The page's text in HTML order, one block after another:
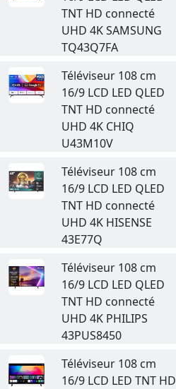
TNT HD connecté
UHD 4K SAMSUNG
TQ43Q7FA
Téléviseur 108 cm
16/9 LCD LED QLED
TNT HD connecté
UHD 4K CHIQ
U43M10V
Téléviseur 108 cm
16/9 LCD LED QLED
TNT HD connecté
UHD 4K HISENSE
43E77Q
Téléviseur 108 cm
16/9 LCD LED QLED
TNT HD connecté
UHD 4K PHILIPS
43PUS8450
Téléviseur 108 cm
16/9 LCD LED TNT HD